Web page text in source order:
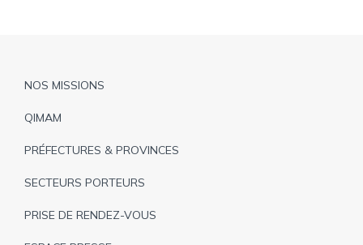
Pied
de
NOS MISSIONS
QIMAM
PRÉFECTURES & PROVINCES
SECTEURS PORTEURS
PRISE DE RENDEZ-VOUS